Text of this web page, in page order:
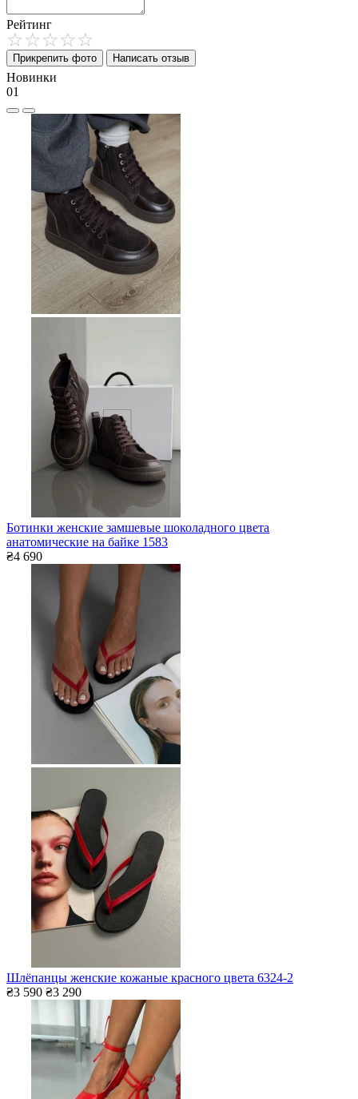
Рейтинг
Прикрепить фото Написать отзыв
Новинки
01
Ботинки женские замшевые шоколадного цвета
анатомические на байке 1583
₴4 690
Шлёпанцы женские кожаные красного цвета 6324-2
₴3 590 ₴3 290